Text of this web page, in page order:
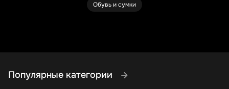
Обувь и сумки
Популярные категории